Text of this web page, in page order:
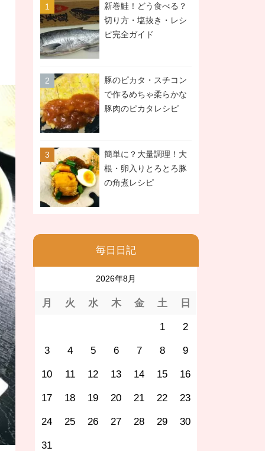
新巻鮭！どう食べる？
切り方・塩抜き・レシ
ピ完全ガイド
豚のピカタ・スチコン
で作るめちゃ柔らかな
豚肉のピカタレシピ
簡単に？大量調理！大
根・卵入りとろとろ豚
の角煮レシピ
毎日日記
2026年8月
月 火 水 木 金 土 日
1 2
3 4 5 6 7 8 9
10 11 12 13 14 15 16
17 18 19 20 21 22 23
24 25 26 27 28 29 30
31